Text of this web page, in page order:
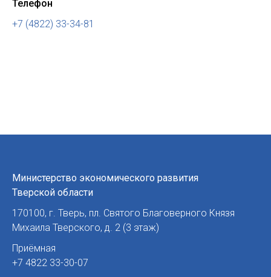
Телефон
+7 (4822) 33-34-81
Министерство экономического развития
Тверской области
170100, г. Тверь, пл. Святого Благоверного Князя
Михаила Тверского, д. 2 (3 этаж)
Приёмная
+7 4822 33-30-07